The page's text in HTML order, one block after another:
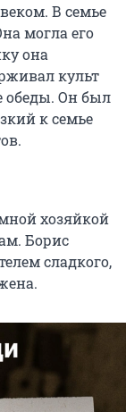
В семье
могла его
она
культ
обеды. Он был
к семье
хозяйкой
Борис
сладкого,